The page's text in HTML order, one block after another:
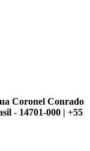
Coronel Conrado
- 14701-000 | +55